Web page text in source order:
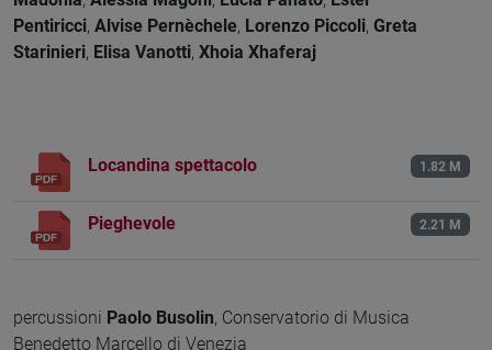
Pentiricci, Alvise Pernèchele, Lorenzo Piccoli, Greta
Starinieri, Elisa Vanotti, Xhoia Xhaferaj
Locandina spettacolo 1.82 M
Pieghevole 2.21 M
percussioni Paolo Busolin, Conservatorio di Musica
Benedetto Marcello di Venezia